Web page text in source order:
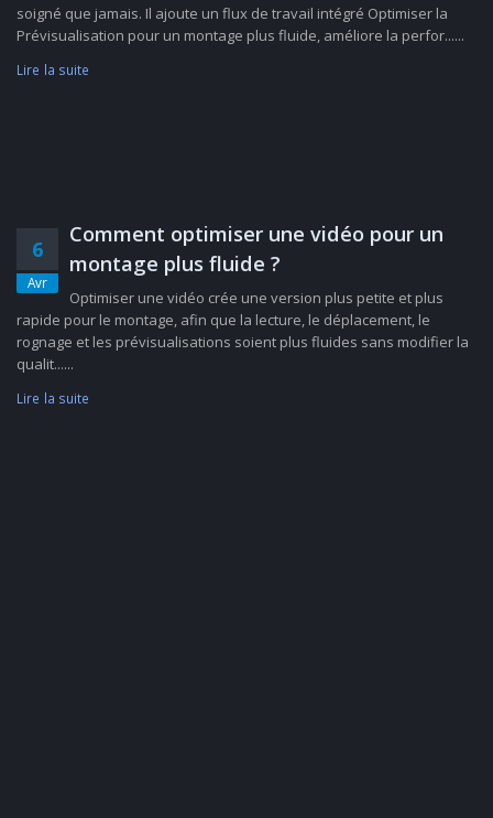
soigné que jamais. Il ajoute un flux de travail intégré Optimiser la
Prévisualisation pour un montage plus fluide, améliore la perfor......
Lire la suite
6
Avr
Comment optimiser une vidéo pour un
montage plus fluide ?
Optimiser une vidéo crée une version plus petite et plus
rapide pour le montage, afin que la lecture, le déplacement, le
rognage et les prévisualisations soient plus fluides sans modifier la
qualit......
Lire la suite